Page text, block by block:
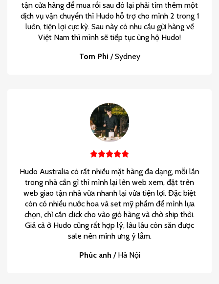
tận cửa hàng để mua rồi sau đó lại phải tìm thêm một
dịch vụ vận chuyển thì Hudo hỗ trợ cho mình 2 trong 1
luôn, tiện lợi cực kỳ. Sau này có nhu cầu gửi hàng về
Việt Nam thì mình sẽ tiếp tục ủng hộ Hudo!
Tom Phi /Sydney
Hudo Australia có rất nhiều mặt hàng đa dạng, mỗi lần
trong nhà cần gì thì mình lại lên web xem, đặt trên
web giao tận nhà vừa nhanh lại vừa tiện lợi. Đặc biệt
còn có nhiều nước hoa và set mỹ phẩm để mình lựa
chọn, chỉ cần click cho vào giỏ hàng và chờ ship thôi.
Giá cả ở Hudo cũng rất hợp lý, lâu lâu còn săn được
sale nên mình ưng ý lắm.
Phúc anh / Hà Nội